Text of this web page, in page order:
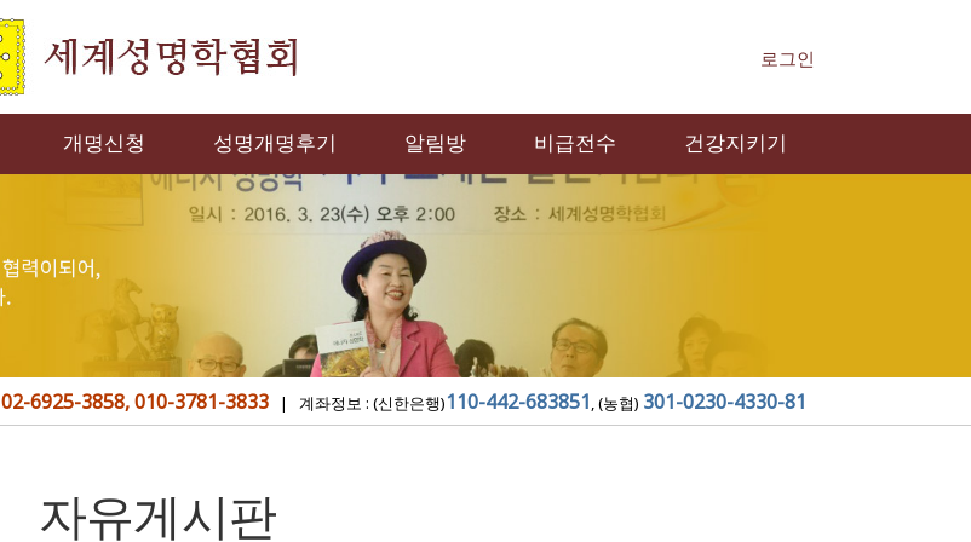
로그인
개명신청 성명개명후기 알림방 비급전수 건강지키기
02-6925-3858, 010-3781-3833 | 계좌정보 : (신한은행)110-442-683851, (농협) 301-0230-4330-81
자유게시판